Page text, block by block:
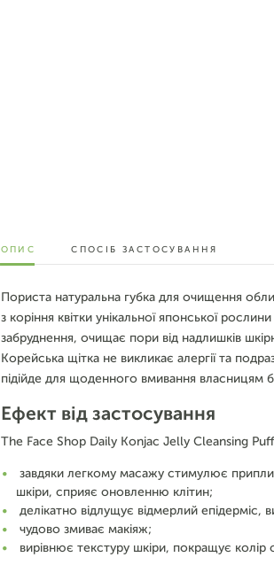
ОПИС СПОСІБ ЗАСТОСУВАННЯ
Пориста натуральна губка для очищення
з коріння квітки унікальної японської
забруднення, очищає пори від надлишків
Корейська щітка не викликає алергії та
підійде для щоденного вмивання власницям
Ефект від застосування
The Face Shop Daily Konjac Jelly Cleansing
завдяки легкому масажу стимулює
шкіри, сприяє оновленню клітин;
делікатно відлущує відмерлий епідерміс,
чудово змиває макіяж;
вирівнює текстуру шкіри, покращує колір